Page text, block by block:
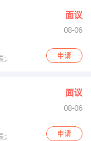
技术员/工程师
面议
08-06
大街1750号
申请
面议
08-06
大街1750号
申请